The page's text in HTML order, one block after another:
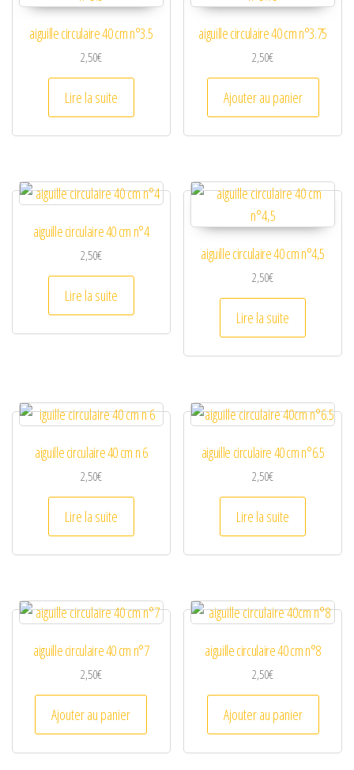
aiguille circulaire 40 cm n°3.5
2,50€
Lire la suite
aiguille circulaire 40 cm n°3.75
2,50€
Ajouter au panier
aiguille circulaire 40 cm n°4
2,50€
Lire la suite
aiguille circulaire 40 cm n°4,5
2,50€
Lire la suite
aiguille circulaire 40 cm n 6
2,50€
Lire la suite
aiguille circulaire 40 cm n°6.5
2,50€
Lire la suite
aiguille circulaire 40 cm n°7
2,50€
Ajouter au panier
aiguille circulaire 40 cm n°8
2,50€
Ajouter au panier